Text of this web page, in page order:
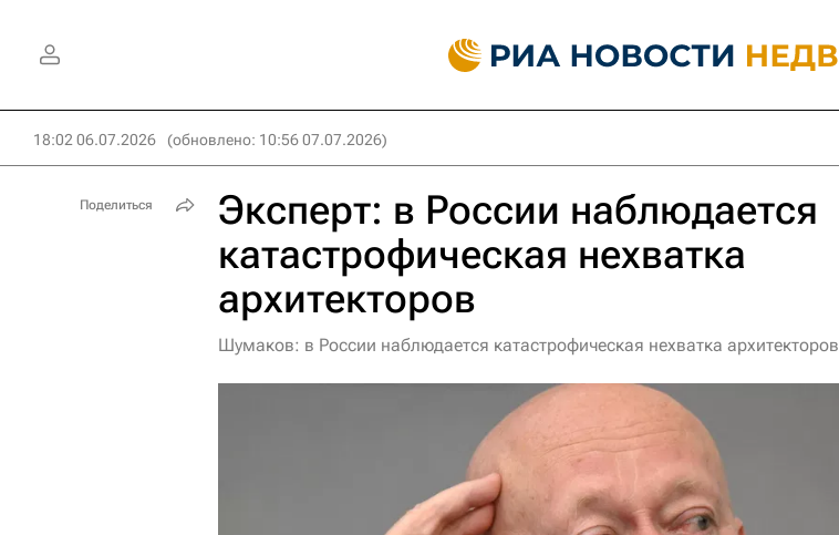
18:02 06.07.2026 (обновлено: 10:56 07.07.2026)
Эксперт: в России наблюдается
катастрофическая нехватка
архитекторов
Шумаков: в России наблюдается катастрофическая нехватка архитекторов
Поделиться